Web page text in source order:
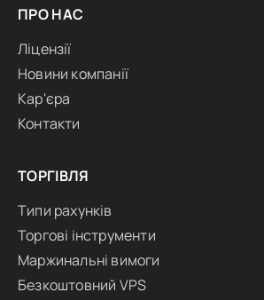
ПРО НАС
Ліцензії
Новини компанії
Кар'єра
Контакти
ТОРГІВЛЯ
Типи рахунків
Торгові інструменти
Маржинальні вимоги
Безкоштовний VPS